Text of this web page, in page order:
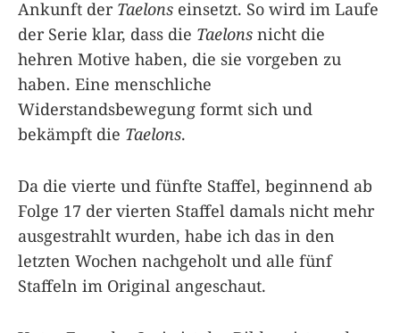
Ankunft der Taelons einsetzt. So wird im Laufe
der Serie klar, dass die Taelons nicht die
hehren Motive haben, die sie vorgeben zu
haben. Eine menschliche
Widerstandsbewegung formt sich und
bekämpft die Taelons.
Da die vierte und fünfte Staffel, beginnend ab
Folge 17 der vierten Staffel damals nicht mehr
ausgestrahlt wurden, habe ich das in den
letzten Wochen nachgeholt und alle fünf
Staffeln im Original angeschaut.